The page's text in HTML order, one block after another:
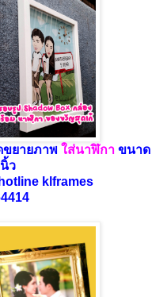
ยายภาพ ใส่นาฬิกา ขนาด
ว
klframes